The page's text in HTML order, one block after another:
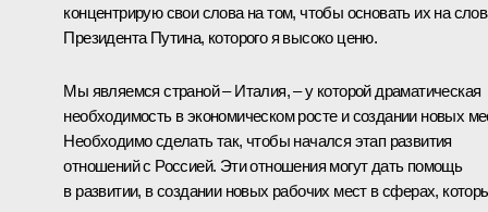
концентрирую свои слова на том, чтобы основать их на
Президента Путина, которого я высоко ценю.
Мы являемся страной – Италия, – у которой драматическая
необходимость в экономическом росте и создании новых
Необходимо сделать так, чтобы начался этап развития
отношений с Россией. Эти отношения могут дать помощь
в развитии, в создании новых рабочих мест в сферах,